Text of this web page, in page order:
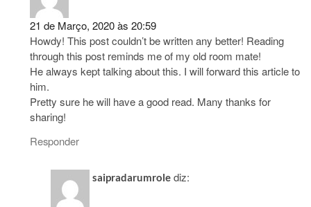
21 de Março, 2020 às 20:59
Howdy! This post couldn’t be written any better! Reading
through this post reminds me of my old room mate!
He always kept talking about this. I will forward this article to
him.
Pretty sure he will have a good read. Many thanks for
sharing!
Responder
saipradarumrole diz: